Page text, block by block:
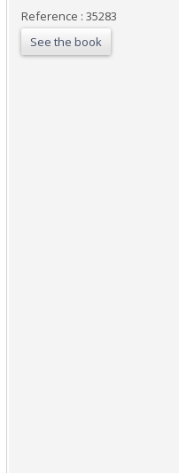
Reference : 35283
See the book